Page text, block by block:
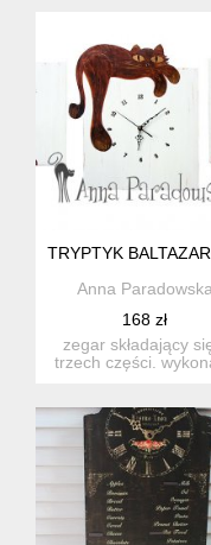
TRYPTYK
Anna Paradowska
168 zł
zegar składający
trzech części.